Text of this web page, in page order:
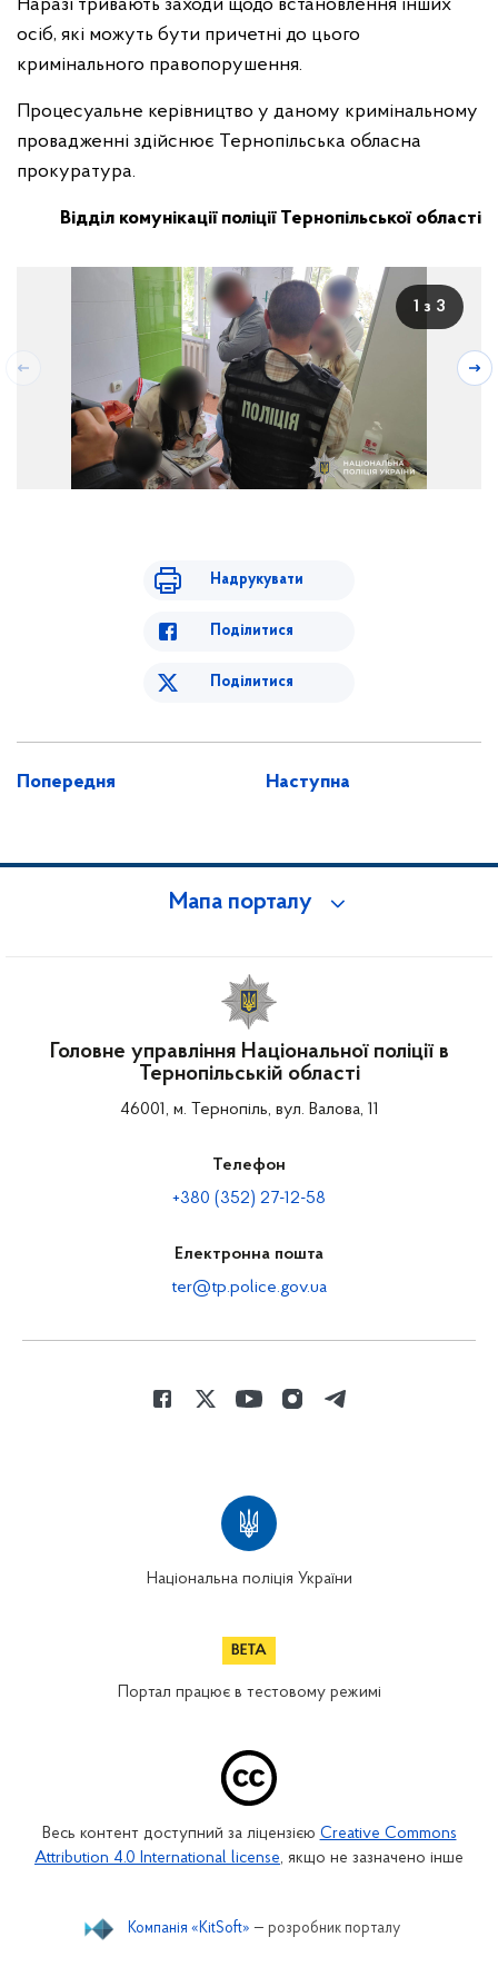
Наразі тривають заходи щодо встановлення інших
осіб, які можуть бути причетні до цього
кримінального правопорушення.
Процесуальне керівництво у даному кримінальному
провадженні здійснює Тернопільська обласна
прокуратура.
Відділ комунікації поліції Тернопільської області
1 з 3
Надрукувати
Поділитися
Поділитися
Попередня Наступна
Мапа порталу
Головне управління Національної поліції в
Тернопільській області
46001, м. Тернопіль, вул. Валова, 11
Телефон
+380 (352) 27-12-58
Електронна пошта
ter@tp.police.gov.ua
Національна поліція України
Портал працює в тестовому режимі
Весь контент доступний за ліцензією Creative Commons
Attribution 4.0 International license, якщо не зазначено інше
Компанія «KitSoft» — розробник порталу